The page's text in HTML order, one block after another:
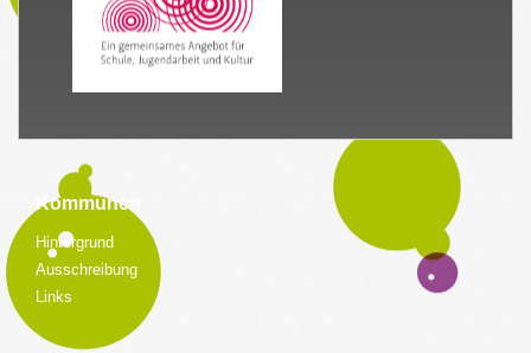
Kommunen
Hintergrund
Ausschreibung
Links